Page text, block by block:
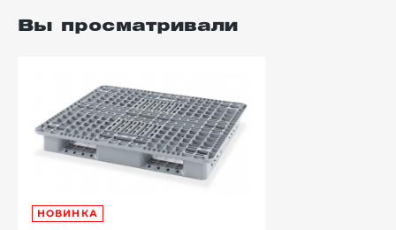
Вы просматривали
НОВИНКА